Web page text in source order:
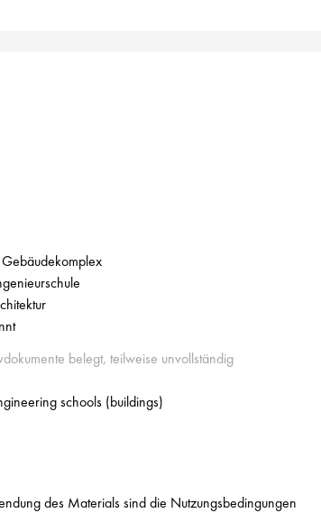
belegt, teilweise unvollständig
schools (buildings)
des Materials sind die Nutzungsbedingungen